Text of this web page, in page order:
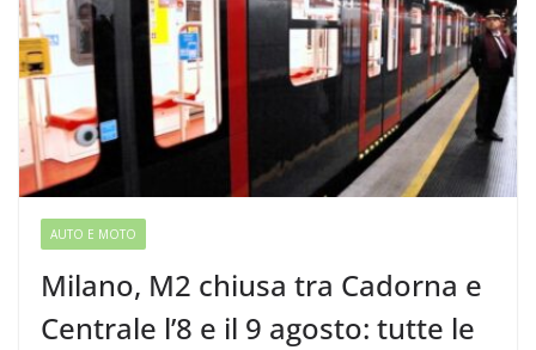
AUTO E MOTO
Milano, M2 chiusa tra Cadorna e
Centrale l’8 e il 9 agosto: tutte le